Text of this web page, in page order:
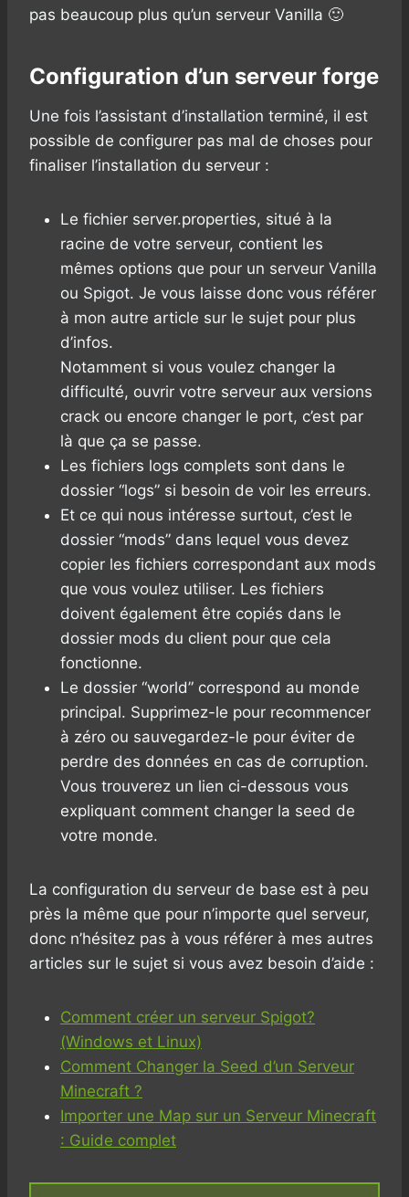
pas beaucoup plus qu’un serveur Vanilla 🙂
Configuration d’un serveur forge
Une fois l’assistant d’installation terminé, il est
possible de configurer pas mal de choses pour
finaliser l’installation du serveur :
Le fichier server.properties, situé à la
racine de votre serveur, contient les
mêmes options que pour un serveur Vanilla
ou Spigot. Je vous laisse donc vous référer
à mon autre article sur le sujet pour plus
d’infos.
Notamment si vous voulez changer la
difficulté, ouvrir votre serveur aux versions
crack ou encore changer le port, c’est par
là que ça se passe.
Les fichiers logs complets sont dans le
dossier “logs” si besoin de voir les erreurs.
Et ce qui nous intéresse surtout, c’est le
dossier “mods” dans lequel vous devez
copier les fichiers correspondant aux mods
que vous voulez utiliser. Les fichiers
doivent également être copiés dans le
dossier mods du client pour que cela
fonctionne.
Le dossier “world” correspond au monde
principal. Supprimez-le pour recommencer
à zéro ou sauvegardez-le pour éviter de
perdre des données en cas de corruption.
Vous trouverez un lien ci-dessous vous
expliquant comment changer la seed de
votre monde.
La configuration du serveur de base est à peu
près la même que pour n’importe quel serveur,
donc n’hésitez pas à vous référer à mes autres
articles sur le sujet si vous avez besoin d’aide :
Comment créer un serveur Spigot?
(Windows et Linux)
Comment Changer la Seed d’un Serveur
Minecraft ?
Importer une Map sur un Serveur Minecraft
: Guide complet